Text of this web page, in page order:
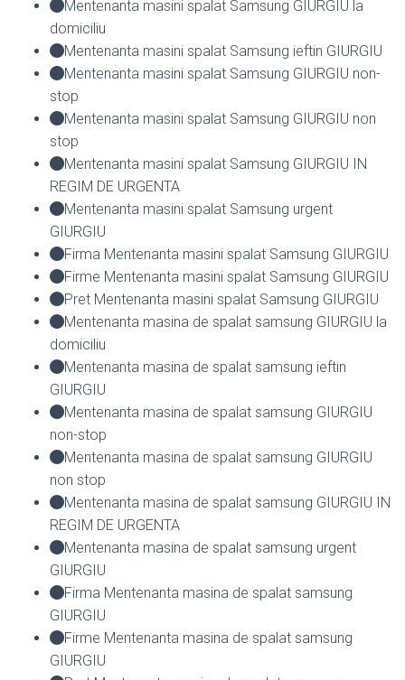
Mentenanta masini spalat Samsung GIURGIU la
domiciliu
Mentenanta masini spalat Samsung ieftin GIURGIU
Mentenanta masini spalat Samsung GIURGIU non-
stop
Mentenanta masini spalat Samsung GIURGIU non
stop
Mentenanta masini spalat Samsung GIURGIU IN
REGIM DE URGENTA
Mentenanta masini spalat Samsung urgent
GIURGIU
Firma Mentenanta masini spalat Samsung GIURGIU
Firme Mentenanta masini spalat Samsung GIURGIU
Pret Mentenanta masini spalat Samsung GIURGIU
Mentenanta masina de spalat samsung GIURGIU la
domiciliu
Mentenanta masina de spalat samsung ieftin
GIURGIU
Mentenanta masina de spalat samsung GIURGIU
non-stop
Mentenanta masina de spalat samsung GIURGIU
non stop
Mentenanta masina de spalat samsung GIURGIU IN
REGIM DE URGENTA
Mentenanta masina de spalat samsung urgent
GIURGIU
Firma Mentenanta masina de spalat samsung
GIURGIU
Firme Mentenanta masina de spalat samsung
GIURGIU